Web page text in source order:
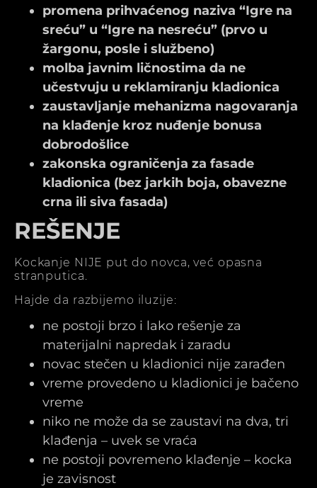
promena prihvaćenog naziva “Igre na
sreću” u “Igre na nesreću” (prvo u
žargonu, posle i službeno)
molba javnim ličnostima da ne
učestvuju u reklamiranju kladionica
zaustavljanje mehanizma nagovaranja
na klađenje kroz nuđenje bonusa
dobrodošlice
zakonska ograničenja za fasade
kladionica (bez jarkih boja, obavezne
crna ili siva fasada)
REŠENJE
Kockanje NIJE put do novca, već opasna
stranputica.
Hajde da razbijemo iluzije:
ne postoji brzo i lako rešenje za
materijalni napredak i zaradu
novac stečen u kladionici nije zarađen
vreme provedeno u kladionici je bačeno
vreme
niko ne može da se zaustavi na dva, tri
klađenja – uvek se vraća
ne postoji povremeno klađenje – kocka
je zavisnost